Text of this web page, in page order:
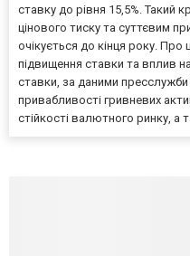
ставку до рівня 15,5%. Такий
цінового тиску та суттєвим
очікується до кінця року.
підвищення ставки та вплив
ставки, за даними
привабливості гривневих
стійкості валютного ринку, а